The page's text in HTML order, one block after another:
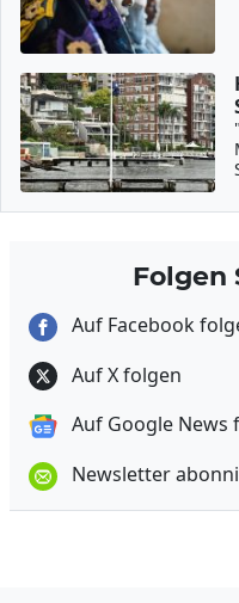
Folgen
Auf Facebook
Auf X folgen
Auf Google News
Newsletter